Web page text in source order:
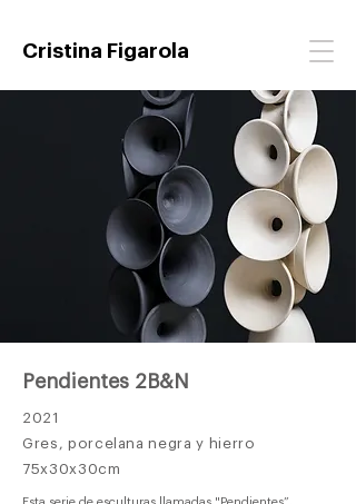
Cristina Figarola
Pendientes 2B&N
2021
Gres, porcelana negra y hierro
75x30x30cm